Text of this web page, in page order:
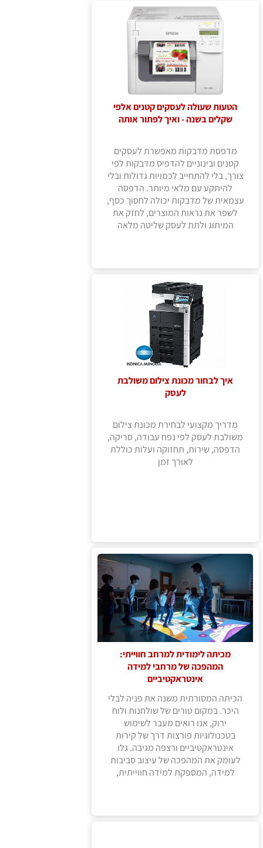
הטעות שעולה לעסקים קטנים אלפי
שקלים בשנה - ואיך לפתור אותה
מדפסת מדבקות מאפשרת לעסקים
קטנים ובינוניים להדפיס מדבקות לפי
צורך, בלי להתחייב לכמויות גדולות ובלי
להיתקע עם מלאי מיותר. הדפסה
עצמאית של מדבקות יכולה לחסוך כסף,
לשפר את נראות המוצרים, לחזק את
המיתוג ולתת לעסק שליטה מלאה
איך לבחור מכונת צילום משולבת
לעסק
מדריך מקצועי לבחירת מכונת צילום
משולבת לעסק לפי נפח עבודה, סריקה,
הדפסה, שירות, תחזוקה ועלות כוללת
לאורך זמן
מכיתה לימודית למרחב חווייתי:
המהפכה של מרחבי למידה
אינטראקטיביים
הכיתה המסורתית משנה את פניה לבלי
היכר. במקום טורים של שולחנות ולוח
ירוק, אנו רואים מעבר לשימוש
בטכנולוגיות פורצות דרך של קירות
אינטראקטיביים ורצפה מגיבה. גלו
לעומק את המהפכה של עיצוב סביבות
למידה, המספקת למידה חווייתית,